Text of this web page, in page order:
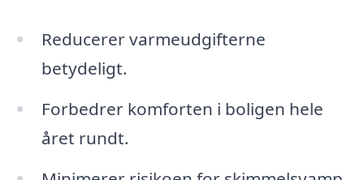
Reducerer varmeudgifterne
betydeligt.
Forbedrer komforten i boligen hele
året rundt.